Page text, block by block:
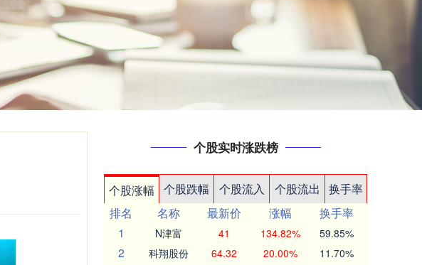
个股实时涨跌榜
个股涨幅 个股跌幅 个股流入 个股流出
换手率
排名
名称 最新价 涨幅
换手率
1
N津富 41 134.82% 59.85%
2 科翔股份 64.32 20.00% 11.70%